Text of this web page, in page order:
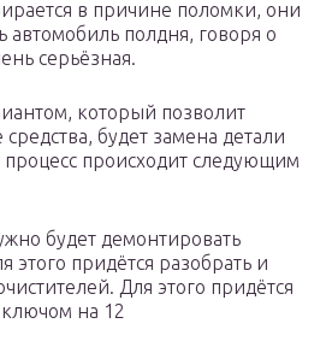
в причине поломки, они
автомобиль полдня, говоря о
серьёзная.
который позволит
будет замена детали
происходит следующим
будет демонтировать
этого придётся разобрать и
Для этого придётся
ключом на 12